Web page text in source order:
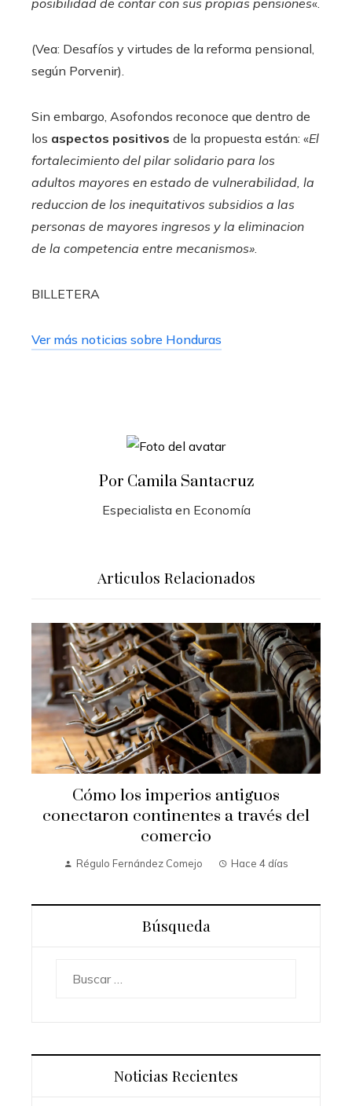
(Vea: Desafíos y virtudes de la reforma pensional,
según Porvenir).
Sin embargo, Asofondos reconoce que dentro de
los aspectos positivos de la propuesta están: «El
fortalecimiento del pilar solidario para los
adultos mayores en estado de vulnerabilidad, la
reduccion de los inequitativos subsidios a las
personas de mayores ingresos y la eliminacion
de la competencia entre mecanismos»
BILLETERA
Ver más noticias sobre Honduras
Por Camila Santacruz
Especialista en Economía
Articulos Relacionados
Cómo los imperios antiguos
conectaron continentes a través del
comercio
Régulo Fernández Comejo Hace 4 días
Búsqueda
Noticias Recientes